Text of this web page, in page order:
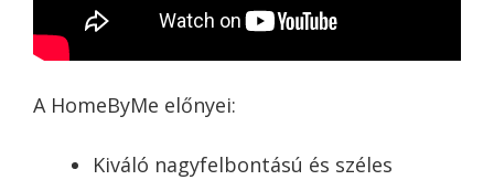
A HomeByMe előnyei:
Kiváló nagyfelbontású és széles